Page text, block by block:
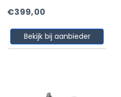
€399,00
Bekijk bij aanbieder